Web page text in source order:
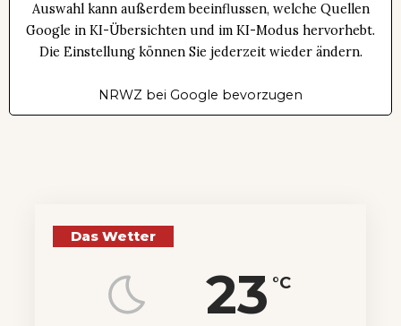
Auswahl kann außerdem beeinflussen, welche Quellen
Google in KI-Übersichten und im KI-Modus hervorhebt.
Die Einstellung können Sie jederzeit wieder ändern.
NRWZ bei Google bevorzugen
Das Wetter
23 °C